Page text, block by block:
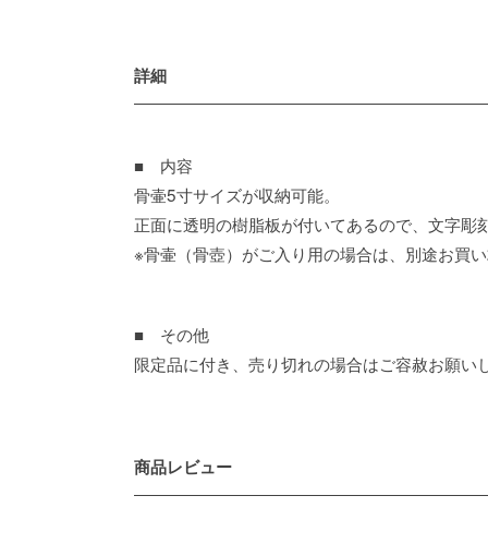
詳細
■ 内容
骨壷5寸サイズが収納可能。
正面に透明の樹脂板が付いてあるので、文字
※骨壷（骨壺）がご入り用の場合は、別途お買
■ その他
限定品に付き、売り切れの場合はご容赦お願い
商品レビュー